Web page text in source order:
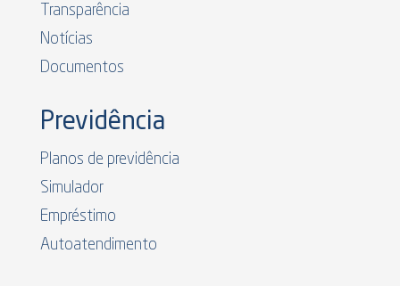
Transparência
Notícias
Documentos
Previdência
Planos de previdência
Simulador
Empréstimo
Autoatendimento